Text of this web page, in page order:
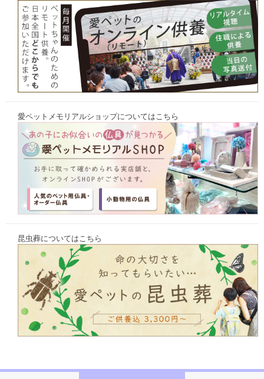
愛ペットメモリアルショップについてはこちら
昆虫葬についてはこちら